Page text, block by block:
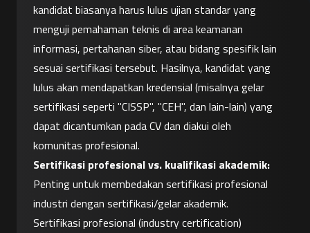
kandidat biasanya harus lulus ujian standar yang
menguji pemahaman teknis di area keamanan
informasi, pertahanan siber, atau bidang spesifik lain
sesuai sertifikasi tersebut. Hasilnya, kandidat yang
lulus akan mendapatkan kredensial (misalnya gelar
sertifikasi seperti "CISSP", "CEH", dan lain-lain) yang
dapat dicantumkan pada CV dan diakui oleh
komunitas profesional.
Sertifikasi profesional vs. kualifikasi akademik:
Penting untuk membedakan sertifikasi profesional
industri dengan sertifikasi/gelar akademik.
Sertifikasi profesional (industry certification)